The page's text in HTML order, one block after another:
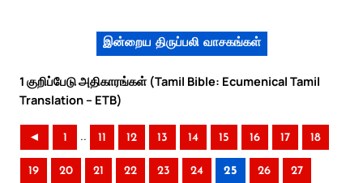
இன்றைய திருப்பலி வாசகங்கள்
1 குறிப்பேடு அதிகாரங்கள் (Tamil Bible: Ecumenical Tamil
Translation – ETB)
◄ 1 .. 11 12 13 14 15 16 17 18
19 20 21 22 23 24 25 26 27